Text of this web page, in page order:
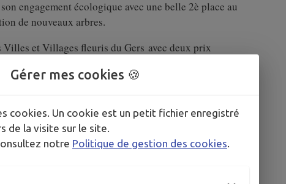
engagement écologique avec une belle 2è place au
de nouveaux arbres.
Villes et Villages fleuris du Gers avec deux prix
a également constitué un moment fort : un
des professionnels. Ce sont eux également qui ont
la commune, notamment Nathalie, championne
engagés dans la vie locale.
Gérer mes cookies 🍪
cookies. Un cookie est un petit fichier enregistré
de la visite sur le site.
notre Politique de gestion des cookies.